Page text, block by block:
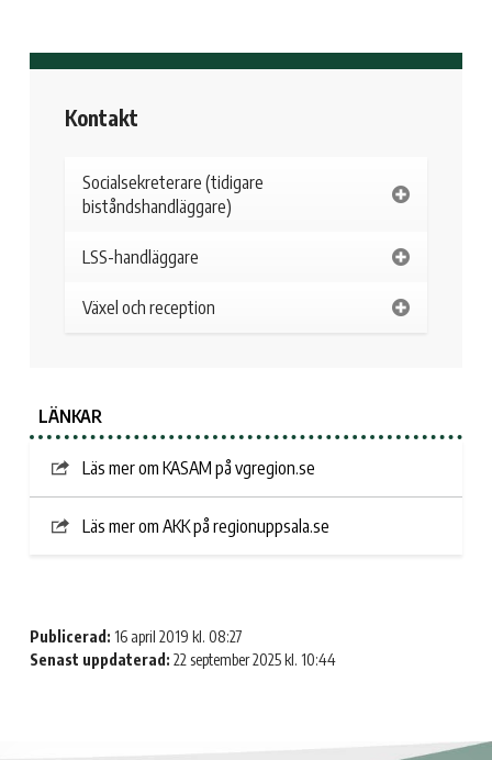
Kontakt
Socialsekreterare (tidigare
biståndshandläggare)
LSS-handläggare
Växel och reception
LÄNKAR
Läs mer om KASAM på vgregion.se
Läs mer om AKK på regionuppsala.se
Publicerad: 16 april 2019 kl. 08:27
Senast uppdaterad: 22 september 2025 kl. 10:44